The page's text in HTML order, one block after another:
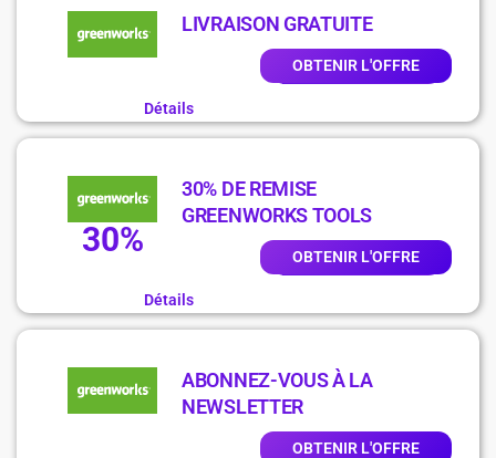
LIVRAISON GRATUITE
OBTENIR L'OFFRE
Détails
30%
30% DE REMISE
GREENWORKS TOOLS
OBTENIR L'OFFRE
Détails
ABONNEZ-VOUS À LA
NEWSLETTER
OBTENIR L'OFFRE